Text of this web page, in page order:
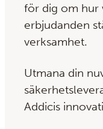
för dig om hur
erbjudanden
verksamhet.
Utmana din
Addicis